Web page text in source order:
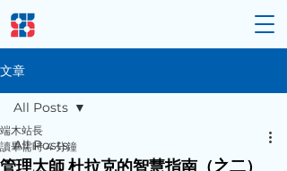
文章
All Posts
All Posts
管理大師 杜拉克的智慧指南（之二）
端木站長
讀畢需時 4 分鐘